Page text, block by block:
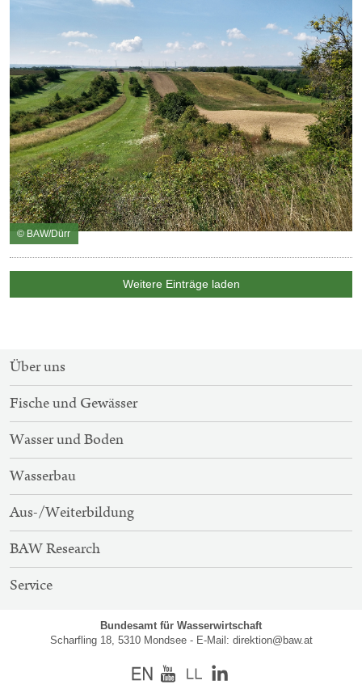
© BAW/Dürr
Weitere Einträge laden
SITEMAP-
NAVIGATION
Über uns
Fische und Gewässer
Wasser und Boden
Wasserbau
Aus-/Weiterbildung
BAW Research
Service
Bundesamt für Wasserwirtschaft
Scharfling 18, 5310 Mondsee - E-Mail: direktion@baw.at
EnglischYoutube